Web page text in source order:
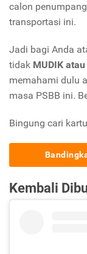
calon
transportasi ini.
Jadi bagi Anda
tidak MUDIK
memahami dulu a
masa PSBB ini.
Bingung cari
Kembali